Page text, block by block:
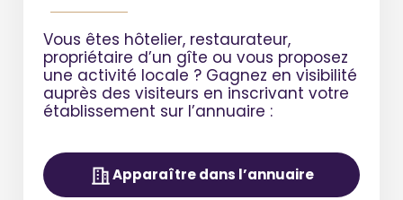
Vous êtes hôtelier, restaurateur,
propriétaire d’un gîte ou vous proposez
une activité locale ? Gagnez en visibilité
auprès des visiteurs en inscrivant votre
établissement sur l’annuaire :
Apparaître dans l’annuaire